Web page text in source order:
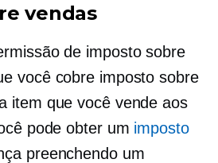
vendas
de imposto sobre
você cobre imposto sobre
item que você vende aos
pode obter um imposto
preenchendo um